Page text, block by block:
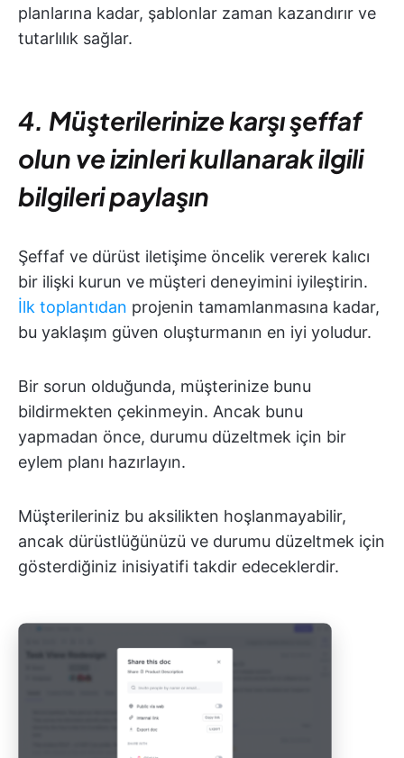
planlarına kadar, şablonlar zaman kazandırır ve
tutarlılık sağlar.
4. Müşterilerinize karşı şeffaf
olun ve izinleri kullanarak ilgili
bilgileri paylaşın
Şeffaf ve dürüst iletişime öncelik vererek kalıcı
bir ilişki kurun ve müşteri deneyimini iyileştirin.
İlk toplantıdan projenin tamamlanmasına kadar,
bu yaklaşım güven oluşturmanın en iyi yoludur.
Bir sorun olduğunda, müşterinize bunu
bildirmekten çekinmeyin. Ancak bunu
yapmadan önce, durumu düzeltmek için bir
eylem planı hazırlayın.
Müşterileriniz bu aksilikten hoşlanmayabilir,
ancak dürüstlüğünüzü ve durumu düzeltmek için
gösterdiğiniz inisiyatifi takdir edeceklerdir.